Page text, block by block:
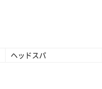
ヘッドスパ